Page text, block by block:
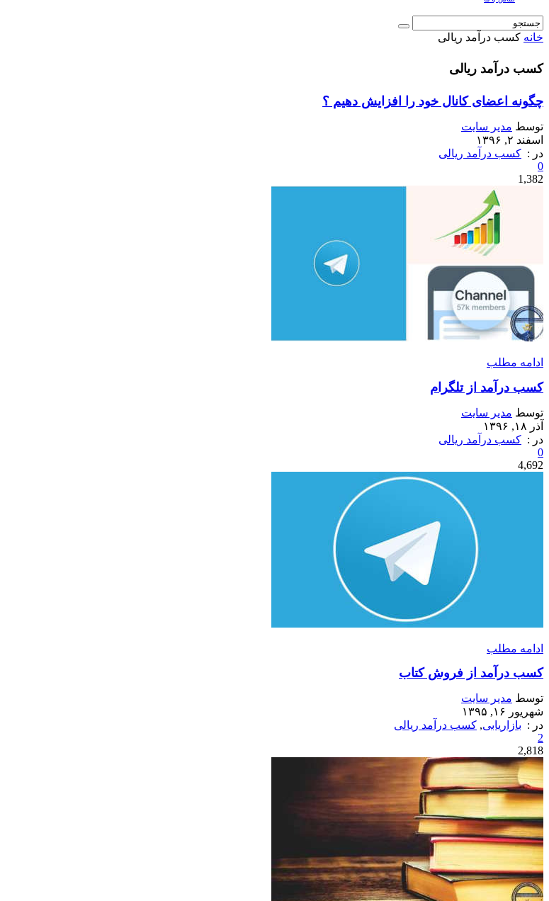
خانه کسب درآمد ریالی
کسب درآمد ریالی
چگونه اعضای کانال خود را افزایش دهیم ؟
توسط مدیر سایت
اسفند ۲, ۱۳۹۶
در : کسب درآمد ریالی
0
1,382
ادامه مطلب
کسب درآمد از تلگرام
توسط مدیر سایت
آذر ۱۸, ۱۳۹۶
در : کسب درآمد ریالی
0
4,692
ادامه مطلب
کسب درآمد از فروش کتاب
توسط مدیر سایت
شهریور ۱۶, ۱۳۹۵
در : بازاریابی, کسب درآمد ریالی
2
2,818